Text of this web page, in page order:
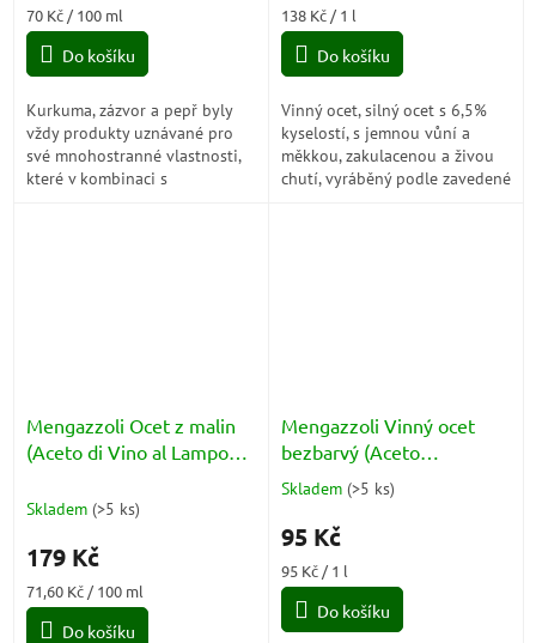
Měrná
cena:
70 Kč / 100 ml
Do košíku
Kurkuma, zázvor a pepř byly
vždy produkty uznávané pro
své mnohostranné vlastnosti,
které v kombinaci s
Měrná
cena:
138 Kč / 1 l
Do košíku
Vinný ocet, silný ocet s 6,5%
kyselostí, s jemnou vůní a
měkkou, zakulacenou a živou
chutí, vyráběný podle zavedené
Mengazzoli Ocet z malin
(Aceto di Vino al Lampone)
Skladem (>5 ks)
179 Kč
Měrná
cena:
71,60 Kč / 100 ml
Do košíku
Mengazzoli Vinný ocet
bezbarvý (Aceto
Decolorato di Vino) PET 1l
Průměrné
produktu
5,0
5
Skladem (>5 ks)
95 Kč
Měrná
cena:
95 Kč / 1 l
Do košíku